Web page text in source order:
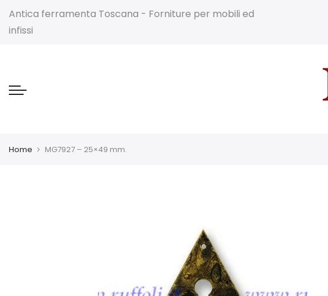
Antica ferramenta Toscana - Forniture per mobili ed
infissi
Home MG7927 – 25×49 mm.